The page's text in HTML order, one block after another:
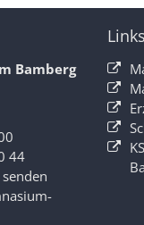
Bamberg
44
Links